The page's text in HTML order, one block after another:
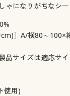
ゃになりがちなシ
］A/横80～100×
品サイズは適応サ
使用)